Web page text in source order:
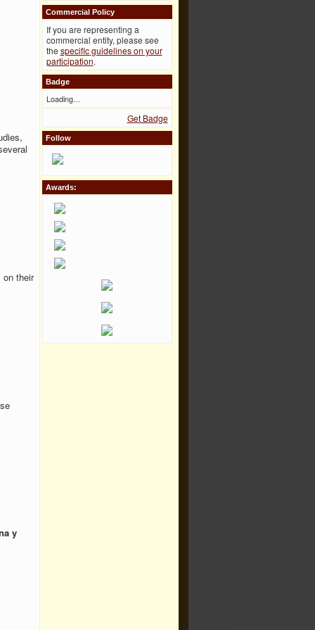
on their
y
Commercial Policy
If you are representing a
commercial entity, please see
the specific guidelines on your
participation.
Badge
Loading…
Get Badge
Follow
Awards: